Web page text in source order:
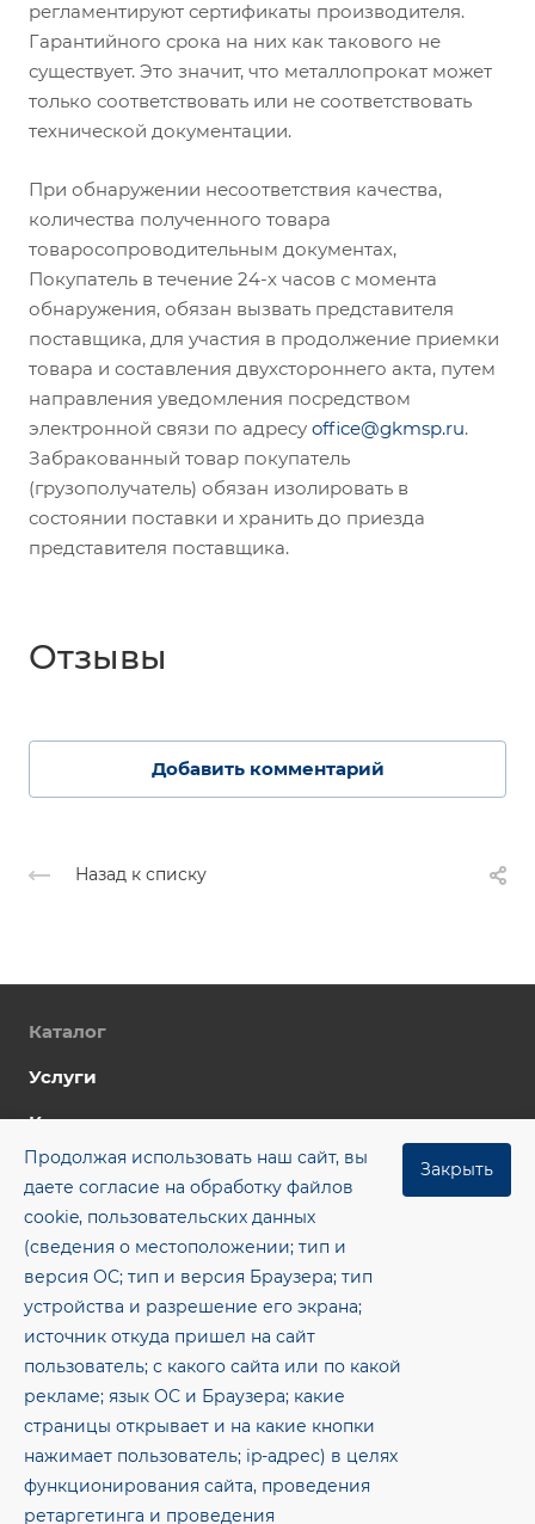
регламентируют сертификаты производителя.
Гарантийного срока на них как такового не
существует. Это значит, что металлопрокат может
только соответствовать или не соответствовать
технической документации.
При обнаружении несоответствия качества,
количества полученного товара
товаросопроводительным документах,
Покупатель в течение 24-х часов с момента
обнаружения, обязан вызвать представителя
поставщика, для участия в продолжение приемки
товара и составления двухстороннего акта, путем
направления уведомления посредством
электронной связи по адресу office@gkmsp.ru.
Забракованный товар покупатель
(грузополучатель) обязан изолировать в
состоянии поставки и хранить до приезда
представителя поставщика.
Отзывы
Добавить комментарий
Назад к списку
Каталог
Услуги
Компания
Цены
Контакты
Блог
+7 (8482) 955‒462
office@gkmsp.ru
445043, Самарская обл., г. Тольятти, ОЭЗ ППТ тер.,
© 2026 Метсервис — Электросварные прямошовные
Продолжая использовать наш сайт, вы
даете согласие на обработку файлов
cookie, пользовательских данных
(сведения о местоположении; тип и
версия ОС; тип и версия Браузера; тип
устройства и разрешение его экрана;
источник откуда пришел на сайт
пользователь; с какого сайта или по какой
рекламе; язык ОС и Браузера; какие
страницы открывает и на какие кнопки
нажимает пользователь; ip-адрес) в целях
функционирования сайта, проведения
ретаргетинга и проведения
Закрыть